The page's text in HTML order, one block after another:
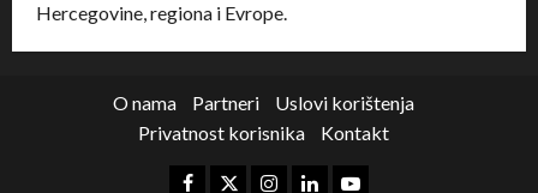
Hercegovine, regiona i Evrope.
O nama Partneri
Uslovi korištenja
Privatnost korisnika
Kontakt